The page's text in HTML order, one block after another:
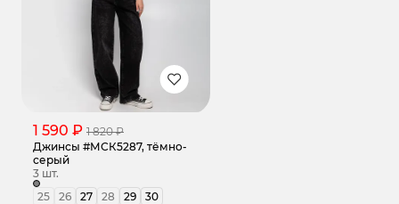
1 590 ₽ 1 820 ₽
Джинсы #МСК5287, тёмно-
серый
3 шт.
25
26 27 28 29 30